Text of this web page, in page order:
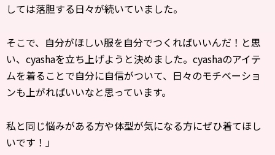
しては落胆する日々が続いていました。
そこで、自分がほしい服を自分でつくればいいんだ！と思
い、cyashaを立ち上げようと決めました。cyashaのアイテ
ムを着ることで自分に自信がついて、日々のモチベーショ
ンも上がればいいなと思っています。
私と同じ悩みがある方や体型が気になる方にぜひ着てほし
いです！」